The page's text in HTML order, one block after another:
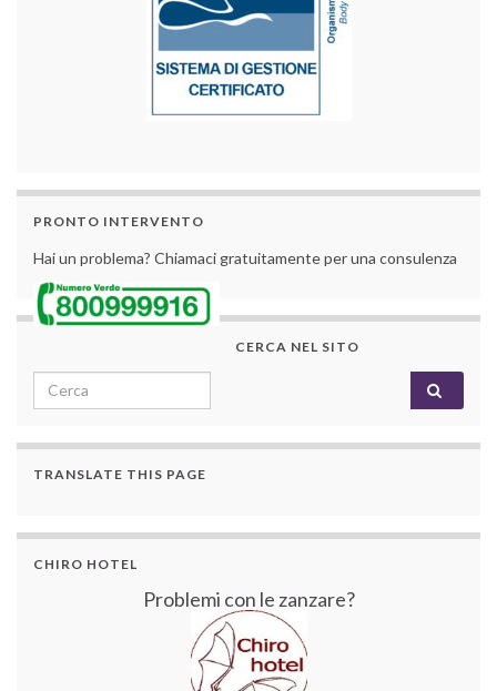
PRONTO INTERVENTO
Hai un problema? Chiamaci gratuitamente per una consulenza
CERCA NEL SITO
Search for:
TRANSLATE THIS PAGE
CHIRO HOTEL
Problemi con le zanzare?